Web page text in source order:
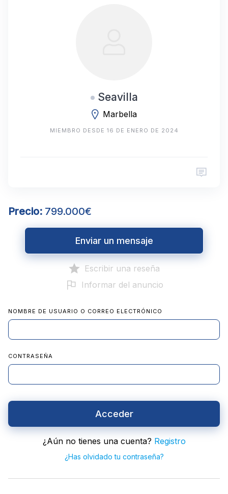
Seavilla
Marbella
MIEMBRO DESDE 16 DE ENERO DE 2024
Precio: 799.000€
Enviar un mensaje
Escribir una reseña
Informar del anuncio
NOMBRE DE USUARIO O CORREO ELECTRÓNICO
CONTRASEÑA
Acceder
¿Aún no tienes una cuenta? Registro
¿Has olvidado tu contraseña?